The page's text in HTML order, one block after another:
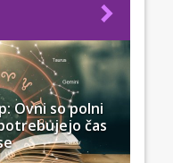
Ovni so polni
čas